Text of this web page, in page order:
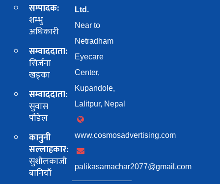
सम्पादक:
शम्भु
अधिकारी
सम्वाददाता:
सिर्जना
खड्का
सम्वाददाता:
सुवास
पाैडेल
कानुनी
सल्लाहकार:
सुशीलकाजी
बानियाँ
Ltd.
Near to
Netradham
Eyecare
Center,
Kupandole,
Lalitpur, Nepal
www.cosmosadvertising.com
palikasamachar2077@gmail.com